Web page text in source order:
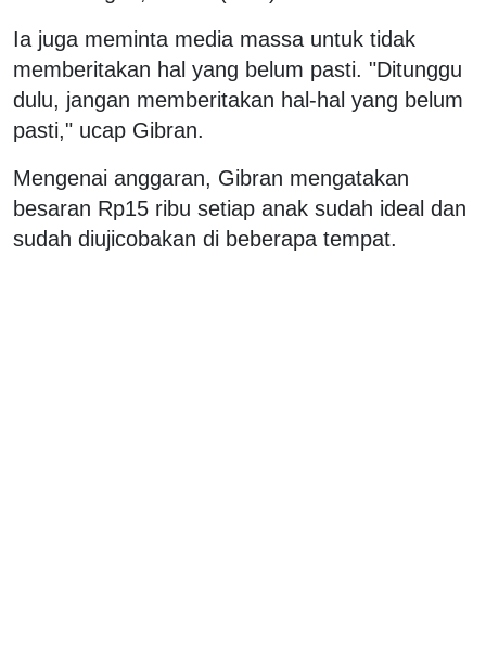
Ia juga meminta media massa untuk tidak
memberitakan hal yang belum pasti. "Ditunggu
dulu, jangan memberitakan hal-hal yang belum
pasti," ucap Gibran.
Mengenai anggaran, Gibran mengatakan
besaran Rp15 ribu setiap anak sudah ideal dan
sudah diujicobakan di beberapa tempat.